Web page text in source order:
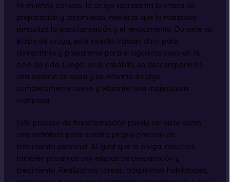
En muchas culturas, la oruga representa la etapa de
preparación y crecimiento, mientras que la mariposa
simboliza la transformación y el renacimiento. Durante su
etapa de oruga, este insecto trabaja duro para
alimentarse y prepararse para el siguiente paso en su
ciclo de vida. Luego, en la crisálida, se descompone en
una especie de sopa y se reforma en algo
completamente nuevo y vibrante: una majestuosa
mariposa.
Este proceso de transformación puede ser visto como
una metáfora para nuestro propio proceso de
crecimiento personal. Al igual que la oruga, nosotros
también pasamos por etapas de preparación y
crecimiento. Realizamos tareas, adquirimos habilidades,